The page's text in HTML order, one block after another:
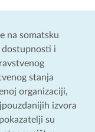
na somatsku
dostupnosti i
stanja
organizaciji,
izvora
su